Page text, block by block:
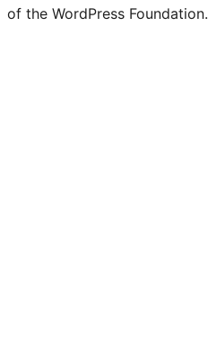
of the WordPress Foundation.